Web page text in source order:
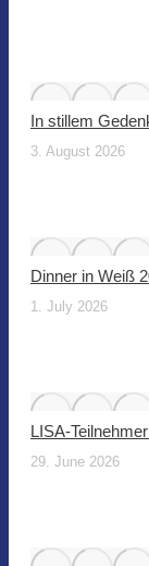
In stillem
3. August 2026
Dinner in Weiß
1. July 2026
LISA-
29. June 2026